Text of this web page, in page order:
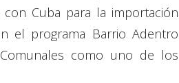
Cuba para la importación
el programa Barrio Adentro
como uno de los